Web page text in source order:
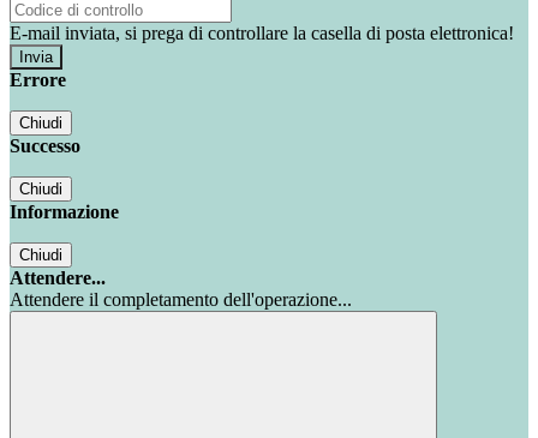
E-mail inviata, si prega di controllare la casella di posta elettronica!
Errore
Chiudi
Successo
Chiudi
Informazione
Chiudi
Attendere...
Attendere il completamento dell'operazione...